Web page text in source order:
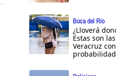
Boca del Río
¿Lloverá
Estas son
Veracruz